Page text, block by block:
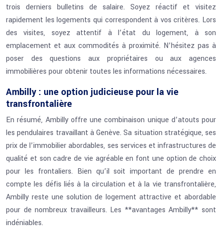
trois derniers bulletins de salaire. Soyez réactif et visitez
rapidement les logements qui correspondent à vos critères. Lors
des visites, soyez attentif à l’état du logement, à son
emplacement et aux commodités à proximité. N’hésitez pas à
poser des questions aux propriétaires ou aux agences
immobilières pour obtenir toutes les informations nécessaires.
Ambilly : une option judicieuse pour la vie
transfrontalière
En résumé, Ambilly offre une combinaison unique d’atouts pour
les pendulaires travaillant à Genève. Sa situation stratégique, ses
prix de l’immobilier abordables, ses services et infrastructures de
qualité et son cadre de vie agréable en font une option de choix
pour les frontaliers. Bien qu’il soit important de prendre en
compte les défis liés à la circulation et à la vie transfrontalière,
Ambilly reste une solution de logement attractive et abordable
pour de nombreux travailleurs. Les **avantages Ambilly** sont
indéniables.